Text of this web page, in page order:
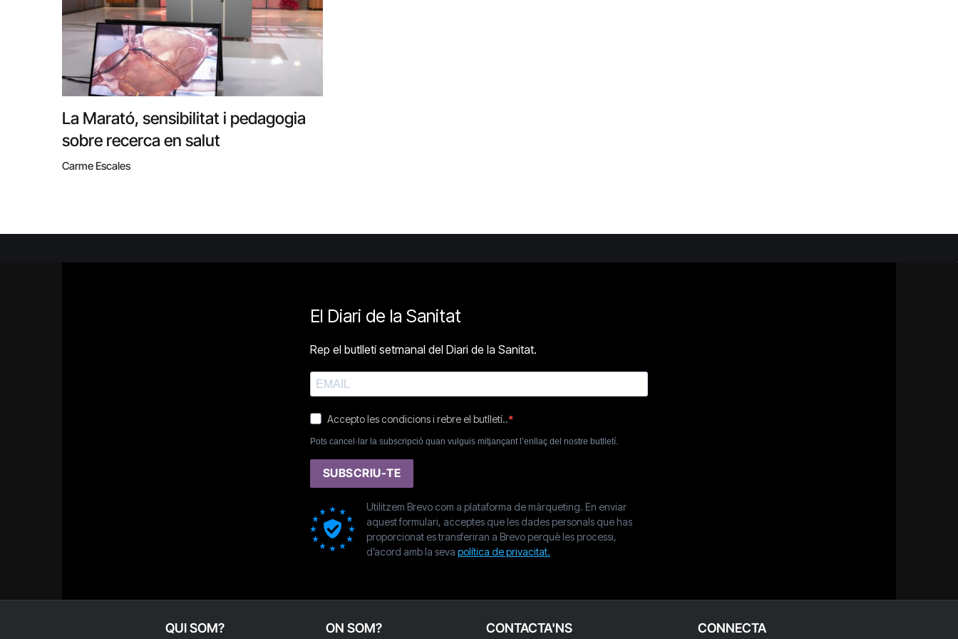
La Marató, sensibilitat i pedagogia
sobre recerca en salut
Carme Escales
El Diari de la Sanitat
Rep el butlletí setmanal del Diari de la Sanitat.
Accepto les condicions i rebre el butlletí..
Pots cancel·lar la subscripció quan vulguis mitjançant l’enllaç del nostre butlletí.
SUBSCRIU-TE
Utilitzem Brevo com a plataforma de màrqueting. En enviar
aquest formulari, acceptes que les dades personals que has
proporcionat es transferiran a Brevo perquè les processi,
d’acord amb la seva política de privacitat.
QUI SOM? ON SOM? CONTACTA'NS CONNECTA